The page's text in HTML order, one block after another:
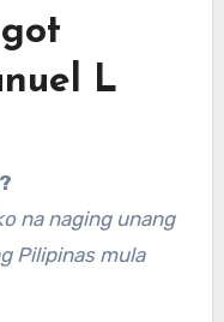
L
na naging unang
Pilipinas mula